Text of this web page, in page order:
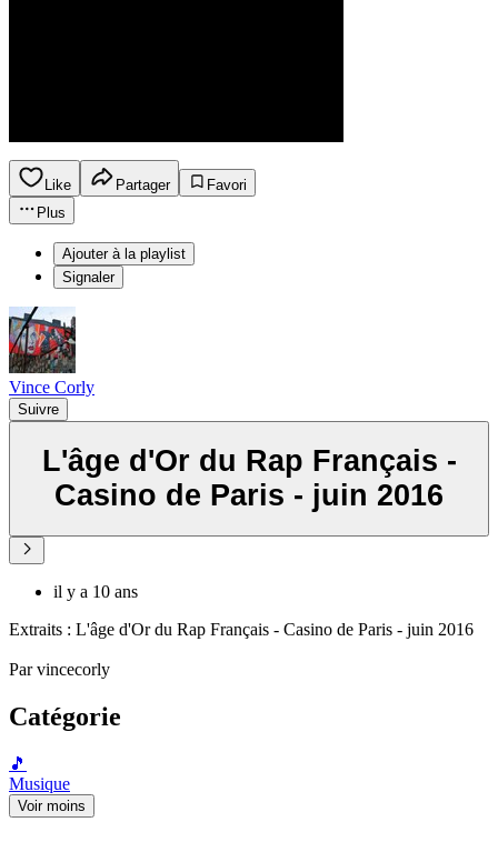
Like Partager
Favori
Plus
Ajouter à la playlist
Signaler
Vince Corly
Suivre
L'âge d'Or du Rap Français -
Casino de Paris - juin 2016
il y a 10 ans
Extraits : L'âge d'Or du Rap Français - Casino de Paris - juin 2016
Par vincecorly
Catégorie
🎵
Musique
Voir moins